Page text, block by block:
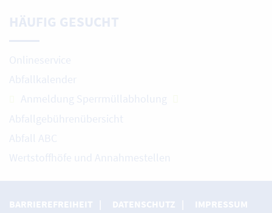
HÄUFIG GESUCHT
Onlineservice
Abfallkalender
Anmeldung Sperrmüllabholung
Abfallgebührenübersicht
Abfall ABC
Wertstoffhöfe und Annahmestellen
BARRIEREFREIHEIT DATENSCHUTZ IMPRESSUM